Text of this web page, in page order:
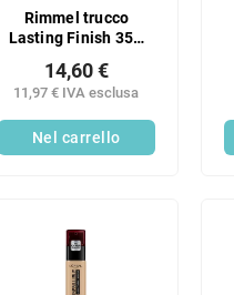
Rimmel trucco
Lasting Finish 35H
11,97 € IVA esclusa
14,60 €
Nel carrello